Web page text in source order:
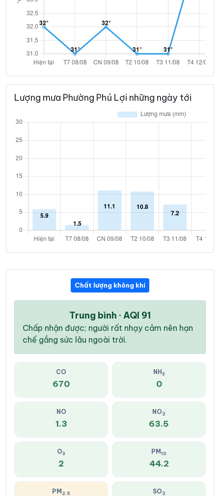
Lượng mưa Phường Phú Lợi những ngày tới
Chất lượng không khí
Trung bình · AQI 91
Chấp nhận được; người rất nhạy cảm nên hạn
chế gắng sức lâu ngoài trời.
CO
670
NH 3
0
NO
1.3
NO2
63.5
O3
2
PM 10
44.2
PM 2.5 SO2